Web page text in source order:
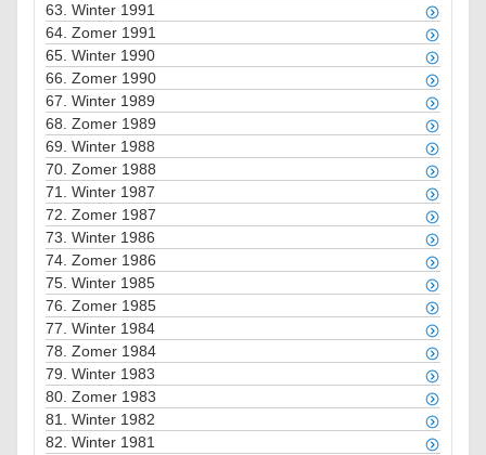
63. Winter 1991
64. Zomer 1991
65. Winter 1990
66. Zomer 1990
67. Winter 1989
68. Zomer 1989
69. Winter 1988
70. Zomer 1988
71. Winter 1987
72. Zomer 1987
73. Winter 1986
74. Zomer 1986
75. Winter 1985
76. Zomer 1985
77. Winter 1984
78. Zomer 1984
79. Winter 1983
80. Zomer 1983
81. Winter 1982
82. Winter 1981